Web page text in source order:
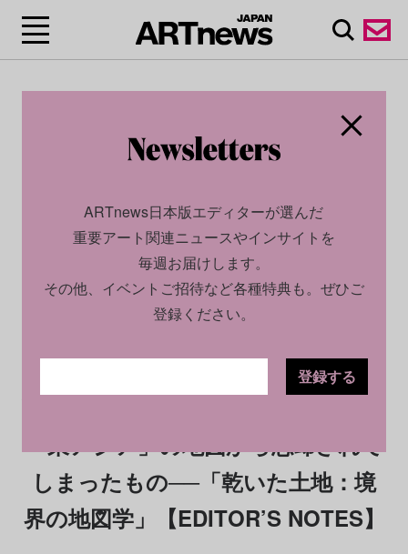
2026.02.11
「東アジア」の地図から忘却されて
しまったもの──「乾いた土地：境
界の地図学」【EDITOR’S NOTES】
ARTnews日本版エディターが選んだ
重要アート関連ニュースやインサイトを
毎週お届けします。
その他、イベントご招待など各種特典も。ぜひご
登録ください。
登録する